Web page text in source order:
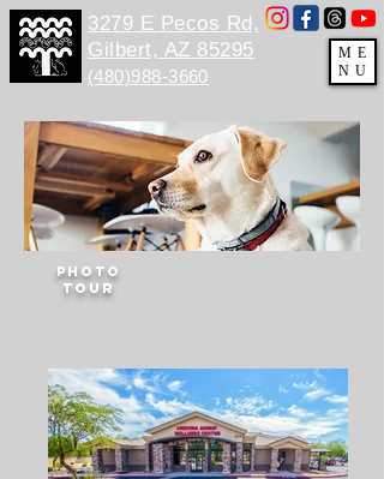
3279 E Pecos Rd,
Gilbert, AZ 85295
(480)988-3660
ME
NU
Photo
Tour